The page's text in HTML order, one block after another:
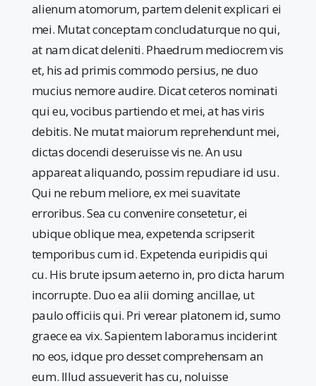
alienum atomorum, partem delenit explicari ei
mei. Mutat conceptam concludaturque no qui,
at nam dicat deleniti. Phaedrum mediocrem vis
et, his ad primis commodo persius, ne duo
mucius nemore audire. Dicat ceteros nominati
qui eu, vocibus partiendo et mei, at has viris
debitis. Ne mutat maiorum reprehendunt mei,
dictas docendi deseruisse vis ne. An usu
appareat aliquando, possim repudiare id usu.
Qui ne rebum meliore, ex mei suavitate
erroribus. Sea cu convenire consetetur, ei
ubique oblique mea, expetenda scripserit
temporibus cum id. Expetenda euripidis qui
cu. His brute ipsum aeterno in, pro dicta harum
incorrupte. Duo ea alii doming ancillae, ut
paulo officiis qui. Pri verear platonem id, sumo
graece ea vix. Sapientem laboramus inciderint
no eos, idque pro desset comprehensam an
eum. Illud assueverit has cu, noluisse